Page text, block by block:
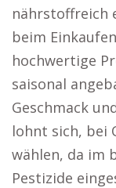
nährstoffreich
beim
hochwertige
saisonal
Geschmack
lohnt sich, bei
wählen, da im
Pestizide